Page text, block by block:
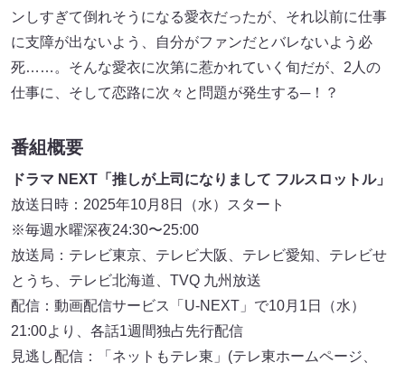
ンしすぎて倒れそうになる愛⾐だったが、それ以前に仕事
に⽀障が出ないよう、⾃分がファンだとバレないよう必
死……。そんな愛⾐に次第に惹かれていく旬だが、2⼈の
仕事に、そして恋路に次々と問題が発⽣する─！？
番組概要
ドラマ NEXT「推しが上司になりまして フルスロットル」
放送⽇時：2025年10⽉8⽇（水）スタート
※毎週⽔曜深夜24:30〜25:00
放送局：テレビ東京、テレビ⼤阪、テレビ愛知、テレビせ
とうち、テレビ北海道、TVQ 九州放送
配信：動画配信サービス「U-NEXT」で10⽉1日（⽔）
21:00より、各話1週間独占先⾏配信
見逃し配信：「ネットもテレ東」(テレ東ホームページ、